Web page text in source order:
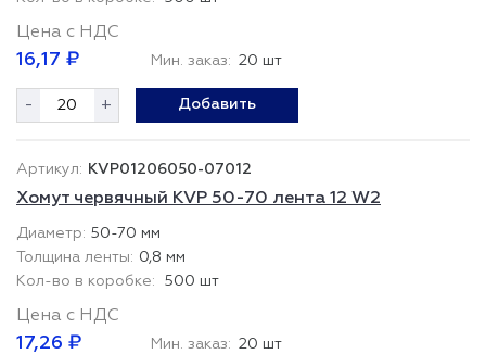
Цена с НДС
16,17 ₽ Мин. заказ: 20 шт
- + Добавить
KVP01206050-07012
Хомут червячный KVP 50-70 лента 12 W2
50-70 мм
0,8 мм
500 шт
Цена с НДС
17,26 ₽ Мин. заказ: 20 шт